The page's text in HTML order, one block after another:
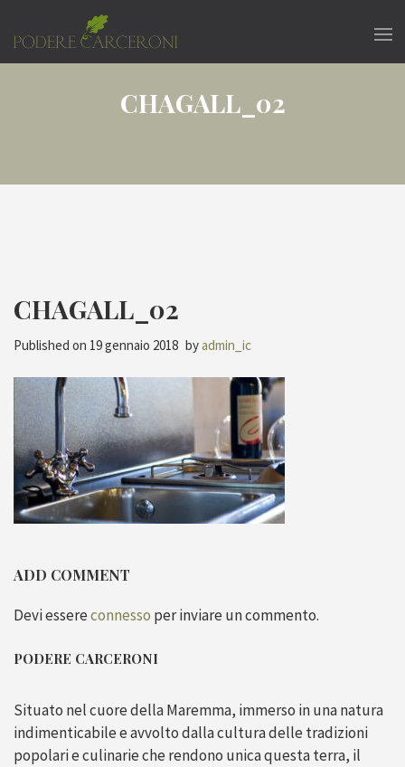
CHAGALL_02
CHAGALL_02
Published on 19 gennaio 2018 byadmin_ic
ADD COMMENT
Devi essereconnesso per inviare un commento.
PODERE CARCERONI
Situato nel cuore della Maremma, immerso in una natura
indimenticabile e avvolto dalla cultura delle tradizioni
popolari e culinarie che rendono unica questa terra, il